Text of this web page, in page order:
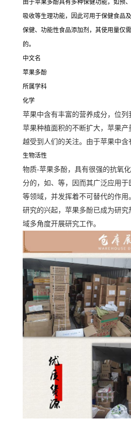
由于苹果多酚具有多种保健功能，如预
吸收等生理功能，因此可用于保健食品
保健、功能性食品添加剂，其使用量仅
的。
中文名
苹果多酚
所属学科
化学
苹果中含有丰富的营养成分，位
苹果种植面积的不断扩大，苹果
越受到人们的关注。由于苹果中含
生物活性
物质-苹果多酚，具有很强的抗氧
分的，如、等，因而其广泛应用
等领域，并发挥着不可替代的作
研究的兴起，苹果多酚已成为研
域多角度开展研究工作。